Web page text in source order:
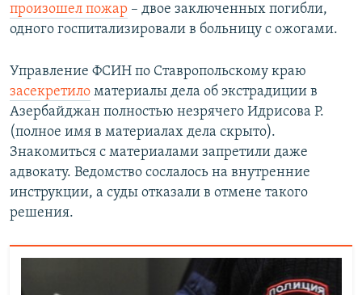
произошел пожар – двое заключенных погибли,
одного госпитализировали в больницу с ожогами.
Управление ФСИН по Ставропольскому краю
засекретило материалы дела об экстрадиции в
Азербайджан полностью незрячего Идрисова Р.
(полное имя в материалах дела скрыто).
Знакомиться с материалами запретили даже
адвокату. Ведомство сослалось на внутренние
инструкции, а суды отказали в отмене такого
решения.